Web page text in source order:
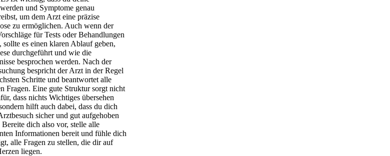
und Symptome genau
um dem Arzt eine präzise
zu ermöglichen. Auch wenn der
für Tests oder Behandlungen
sollte es einen klaren Ablauf geben,
durchgeführt und wie die
besprochen werden. Nach der
bespricht der Arzt in der Regel
Schritte und beantwortet alle
Fragen. Eine gute Struktur sorgt nicht
dass nichts Wichtiges übersehen
hilft auch dabei, dass du dich
sicher und gut aufgehoben
dich also vor, stelle alle
Informationen bereit und fühle dich
alle Fragen zu stellen, die dir auf
liegen.